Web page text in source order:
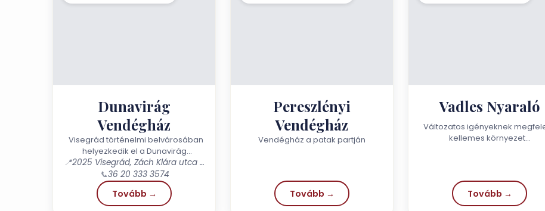
Dunavirág
Vendégház
Visegrád történelmi belvárosában
helyezkedik el a Dunavirág
Vendégház. 180 éve a családunk
tulajdonában lévő ingatlant újítottuk
fel...
📍
2025 Visegrád, Zách Klára utca 35.
📞36 20 333 3574
Tovább →
Pereszlényi
Vendégház
Vendégház a patak partján
Tovább →
Vadles Nyaraló
Változatos igényeknek
kellemes környezet…
Tovább →